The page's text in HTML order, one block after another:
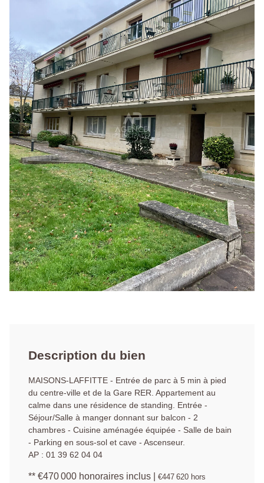
Description du bien
MAISONS-LAFFITTE - Entrée de parc à 5 min à pied
du centre-ville et de la Gare RER. Appartement au
calme dans une résidence de standing. Entrée -
Séjour/Salle à manger donnant sur balcon - 2
chambres - Cuisine aménagée équipée - Salle de bain
- Parking en sous-sol et cave - Ascenseur.
AP : 01 39 62 04 04
** €470 000 honoraires inclus €447 620 hors